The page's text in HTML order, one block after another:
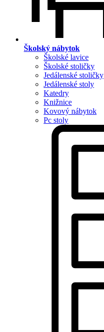
Školský nábytok
Školské lavice
Školské stoličky
Jedálenské stoličky
Jedálenské stoly
Katedry
Knižnice
Kovový nábytok
Pc stoly